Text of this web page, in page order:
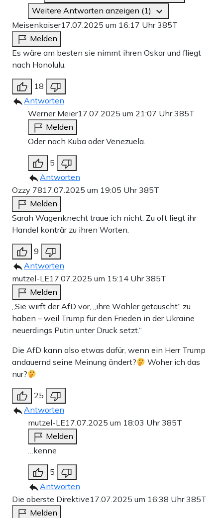
Weitere Antworten anzeigen (1)
Meisenkaiser17.07.2025 um 16:17 Uhr385T
Melden
Es wäre am besten sie nimmt ihren Oskar und fliegt
nach Honolulu.
18
Antworten
Werner Meier17.07.2025 um 21:07 Uhr385T
Melden
Oder nach Kuba oder Venezuela.
5
Antworten
Ozzy 7817.07.2025 um 19:05 Uhr385T
Melden
Sarah Wagenknecht traue ich nicht. Zu oft liegt ihr
Handel konträr zu ihren Worten.
9
Antworten
mutzel-LE17.07.2025 um 15:14 Uhr385T
Melden
„Sie wirft der AfD vor, „ihre Wähler getäuscht“ zu
haben – weil Trump für den Frieden in der Ukraine
neuerdings Putin unter Druck setzt.“
Die AfD kann also etwas dafür, wenn ein Herr Trump
andauernd seine Meinung ändert?
Woher ich das
nur?
25
Antworten
mutzel-LE17.07.2025 um 18:03 Uhr385T
Melden
…kenne
5
Antworten
Die oberste Direktive17.07.2025 um 16:38 Uhr385T
Melden